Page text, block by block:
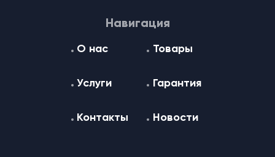
Навигация
О нас Товары
Услуги Гарантия
Контакты Новости